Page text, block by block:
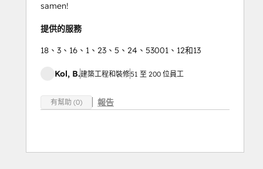
samen!
提供的服務
18、3、16、1、23、5、24、53001、12和13
Kol, B.建築工程和裝修51 至 200 位員工
有幫助 (0) 報告